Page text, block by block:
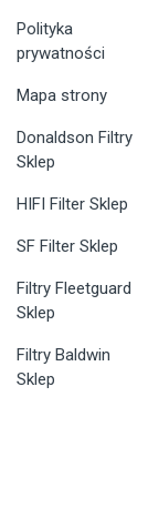
Polityka
prywatności
Mapa strony
Donaldson Filtry
Sklep
HIFI Filter Sklep
SF Filter Sklep
Filtry Fleetguard
Sklep
Filtry Baldwin
Sklep